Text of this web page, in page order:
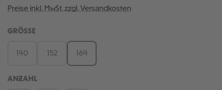
Preise inkl. MwSt. zzgl. Versandkosten
GRÖSSE
140 152 164
ANZAHL